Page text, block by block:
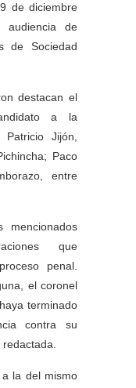
de diciembre
audiencia de
de Sociedad
destacan el
a la
Jijón,
Paco
entre
mencionados
que
penal.
el coronel
terminado
contra su
a la del mismo